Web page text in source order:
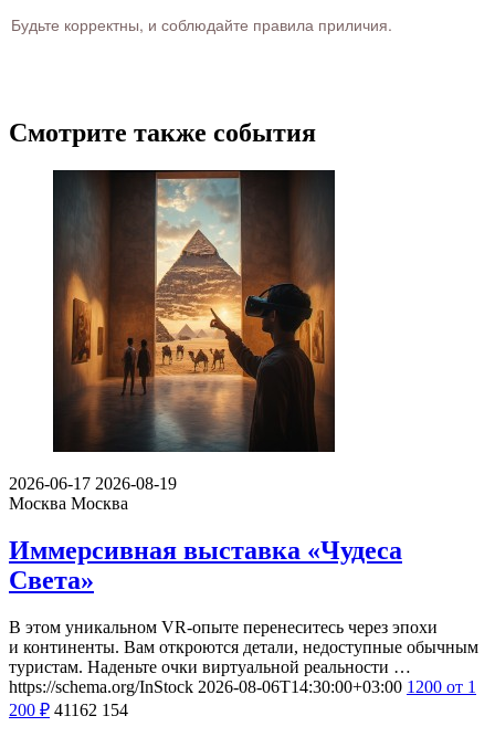
Будьте корректны, и соблюдайте правила приличия.
Смотрите также события
2026-06-17 2026-08-19
Москва Москва
Иммерсивная выставка «Чудеса
Света»
В этом уникальном VR-опыте перенеситесь через эпохи
и континенты. Вам откроются детали, недоступные обычным
туристам. Наденьте очки виртуальной реальности …
https://schema.org/InStock 2026-08-06T14:30:00+03:00 1200 от 1
200 ₽ 41162 154